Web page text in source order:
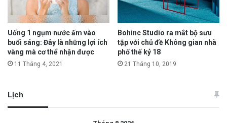
Uống 1 ngụm nước ấm vào
buổi sáng: Đây là những lợi ích
vàng mà cơ thể nhận được
11 Tháng 4, 2021
Bohinc Studio ra mắt bộ sưu
tập với chủ đề Không gian nhà
phố thế kỷ 18
21 Tháng 10, 2019
Lịch